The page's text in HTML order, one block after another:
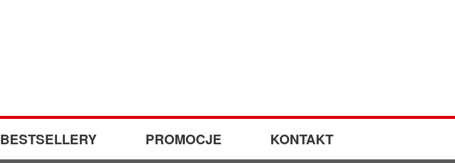
BESTSELLERY PROMOCJE KONTAKT